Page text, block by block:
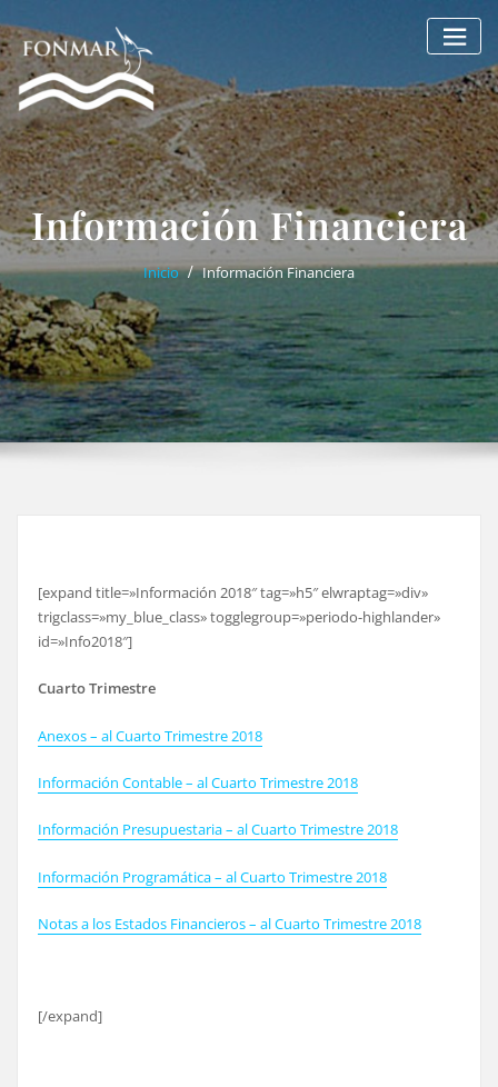
al
contenido
Información Financiera
Inicio Información Financiera
[expand title=»Información 2018″ tag=»h5″ elwraptag=»div»
trigclass=»my_blue_class» togglegroup=»periodo-highlander»
id=»Info2018″]
Cuarto Trimestre
Anexos – al Cuarto Trimestre 2018
Información Contable – al Cuarto Trimestre 2018
Información Presupuestaria – al Cuarto Trimestre 2018
Información Programática – al Cuarto Trimestre 2018
Notas a los Estados Financieros – al Cuarto Trimestre 2018
[/expand]